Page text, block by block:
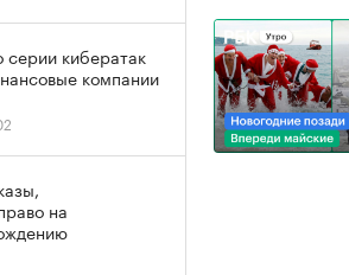
кибератак
компании
на